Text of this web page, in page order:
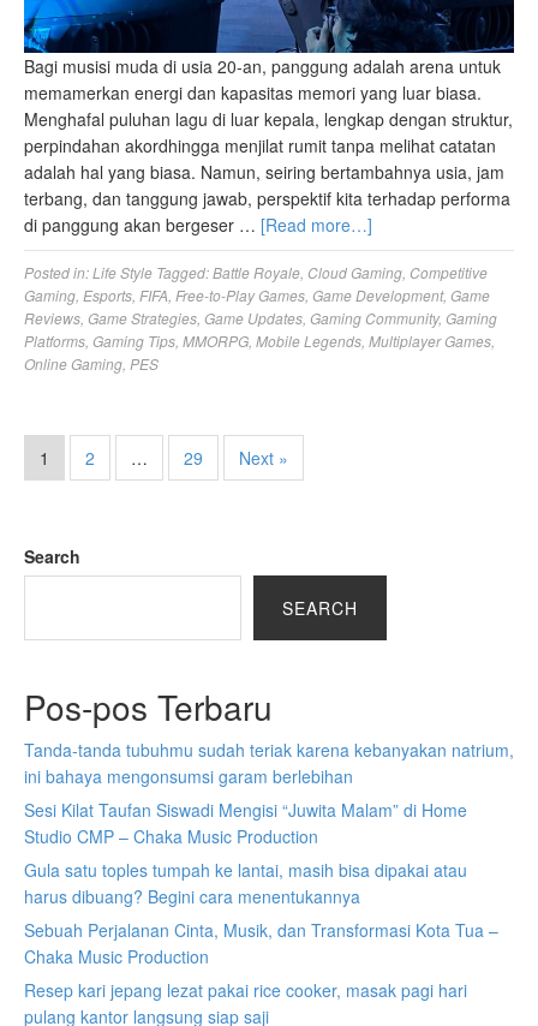
Bagi musisi muda di usia 20-an, panggung adalah arena untuk
memamerkan energi dan kapasitas memori yang luar biasa.
Menghafal puluhan lagu di luar kepala, lengkap dengan struktur,
perpindahan akordhingga menjilat rumit tanpa melihat catatan
adalah hal yang biasa. Namun, seiring bertambahnya usia, jam
terbang, dan tanggung jawab, perspektif kita terhadap performa
di panggung akan bergeser … [Read more…]
Posted in:Life Style Tagged:Battle Royale Cloud Gaming Competitive
Gaming Esports FIFA Free-to-Play Games Game Development, Game
Reviews Game Strategies Game Updates Gaming Community, Gaming
Platforms Gaming Tips MMORPG Mobile Legends Multiplayer Games
Online Gaming PES
1 2 … 29 Next »
Search
SEARCH
Pos-pos Terbaru
Tanda-tanda tubuhmu sudah teriak karena kebanyakan natrium,
ini bahaya mengonsumsi garam berlebihan
Sesi Kilat Taufan Siswadi Mengisi “Juwita Malam” di Home
Studio CMP – Chaka Music Production
Gula satu toples tumpah ke lantai, masih bisa dipakai atau
harus dibuang? Begini cara menentukannya
Sebuah Perjalanan Cinta, Musik, dan Transformasi Kota Tua –
Chaka Music Production
Resep kari jepang lezat pakai rice cooker, masak pagi hari
pulang kantor langsung siap saji